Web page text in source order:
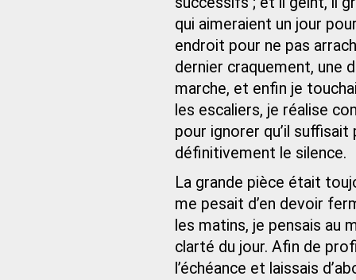
qui aimeraient un jour
endroit pour ne pas
dernier craquement, une
marche, et enfin je
les escaliers, je réalise
pour ignorer qu’il
définitivement le silence.
La grande pièce était
me pesait d’en devoir
les matins, je pensais au
clarté du jour. Afin de
l’échéance et laissais